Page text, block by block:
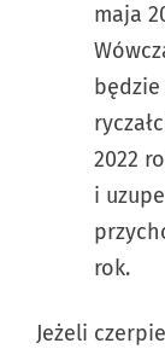
maja
będzie
2022
i
rok.
Jeżeli